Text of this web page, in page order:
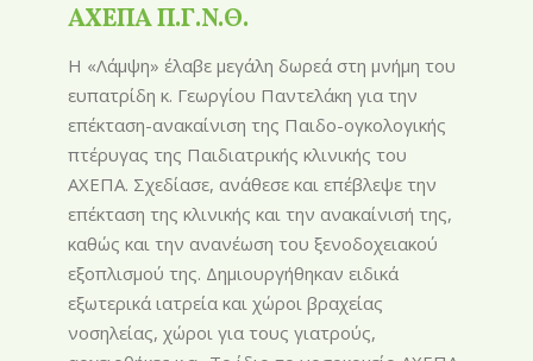
ΑΧΕΠΑ Π.Γ.Ν.Θ.
Η «Λάμψη» έλαβε μεγάλη δωρεά στη μνήμη του
ευπατρίδη κ. Γεωργίου Παντελάκη για την
επέκταση-ανακαίνιση της Παιδο-ογκολογικής
πτέρυγας της Παιδιατρικής κλινικής του
ΑΧΕΠΑ. Σχεδίασε, ανάθεσε και επέβλεψε την
επέκταση της κλινικής και την ανακαίνισή της,
καθώς και την ανανέωση του ξενοδοχειακού
εξοπλισμού της. Δημιουργήθηκαν ειδικά
εξωτερικά ιατρεία και χώροι βραχείας
νοσηλείας, χώροι για τους γιατρούς,